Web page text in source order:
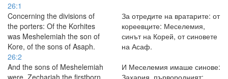
26:1
Concerning the divisions of
the porters: Of the Korhites
was Meshelemiah the son of
Kore, of the sons of Asaph.
За отредите на вратарите: от
кореевците: Меселемия,
синът на Корей, от синовете
на Асаф.
26:2
And the sons of Meshelemiah
were, Zechariah the firstborn,
И Меселемия имаше синове:
Захария, първородният;